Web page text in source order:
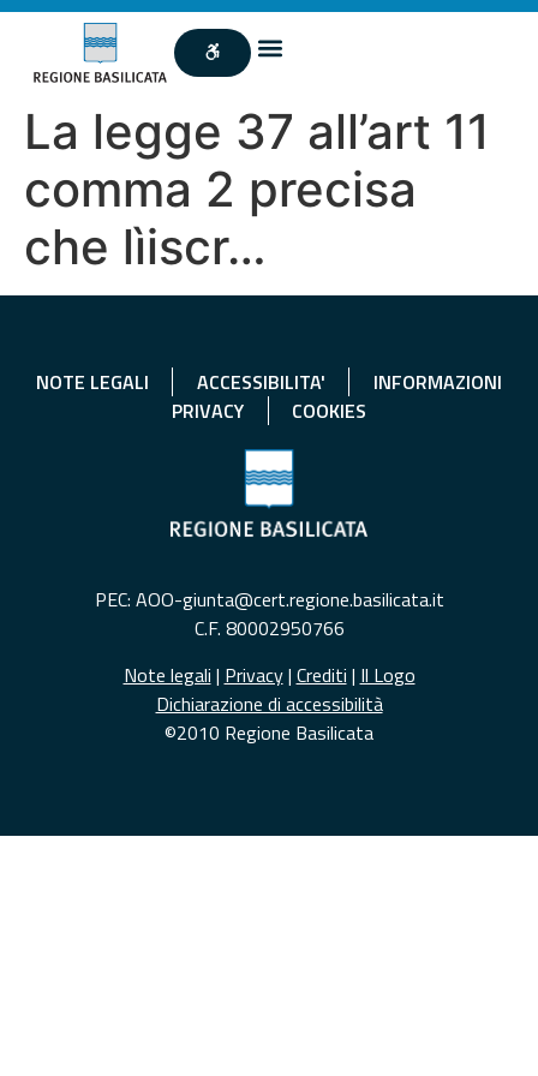
La legge 37 all’art 11
comma 2 precisa
che lìiscr…
NOTE LEGALI ACCESSIBILITA'
INFORMAZIONI
PRIVACY
COOKIES
PEC: AOO-giunta@cert.regione.basilicata.it
C.F. 80002950766
Note legali | Privacy| Crediti | Il Logo
Dichiarazione di accessibilità
©2010 Regione Basilicata